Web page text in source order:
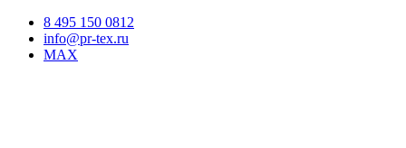
8 495 150 0812
info@pr-tex.ru
MAX